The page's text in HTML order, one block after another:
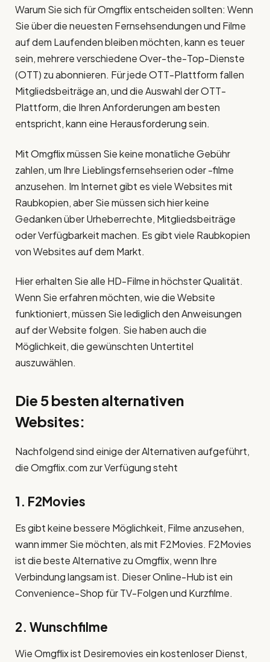
Warum Sie sich für Omgflix entscheiden sollten: Wenn
Sie über die neuesten Fernsehsendungen und Filme
auf dem Laufenden bleiben möchten, kann es teuer
sein, mehrere verschiedene Over-the-Top-Dienste
(OTT) zu abonnieren. Für jede OTT-Plattform fallen
Mitgliedsbeiträge an, und die Auswahl der OTT-
Plattform, die Ihren Anforderungen am besten
entspricht, kann eine Herausforderung sein.
Mit Omgflix müssen Sie keine monatliche Gebühr
zahlen, um Ihre Lieblingsfernsehserien oder -filme
anzusehen. Im Internet gibt es viele Websites mit
Raubkopien, aber Sie müssen sich hier keine
Gedanken über Urheberrechte, Mitgliedsbeiträge
oder Verfügbarkeit machen. Es gibt viele Raubkopien
von Websites auf dem Markt.
Hier erhalten Sie alle HD-Filme in höchster Qualität.
Wenn Sie erfahren möchten, wie die Website
funktioniert, müssen Sie lediglich den Anweisungen
auf der Website folgen. Sie haben auch die
Möglichkeit, die gewünschten Untertitel
auszuwählen.
Die 5 besten alternativen
Websites:
Nachfolgend sind einige der Alternativen aufgeführt,
die Omgflix.com zur Verfügung steht
1. F2Movies
Es gibt keine bessere Möglichkeit, Filme anzusehen,
wann immer Sie möchten, als mit F2Movies. F2Movies
ist die beste Alternative zu Omgflix, wenn Ihre
Verbindung langsam ist. Dieser Online-Hub ist ein
Convenience-Shop für TV-Folgen und Kurzfilme.
2. Wunschfilme
Wie Omgflix ist Desiremovies ein kostenloser Dienst,